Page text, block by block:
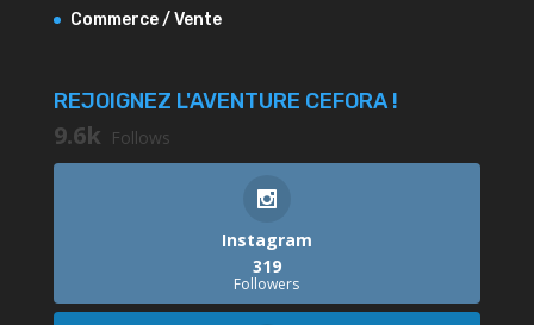
Commerce / Vente
REJOIGNEZ L'AVENTURE CEFORA !
9.6k Follows
Instagram
319
Followers